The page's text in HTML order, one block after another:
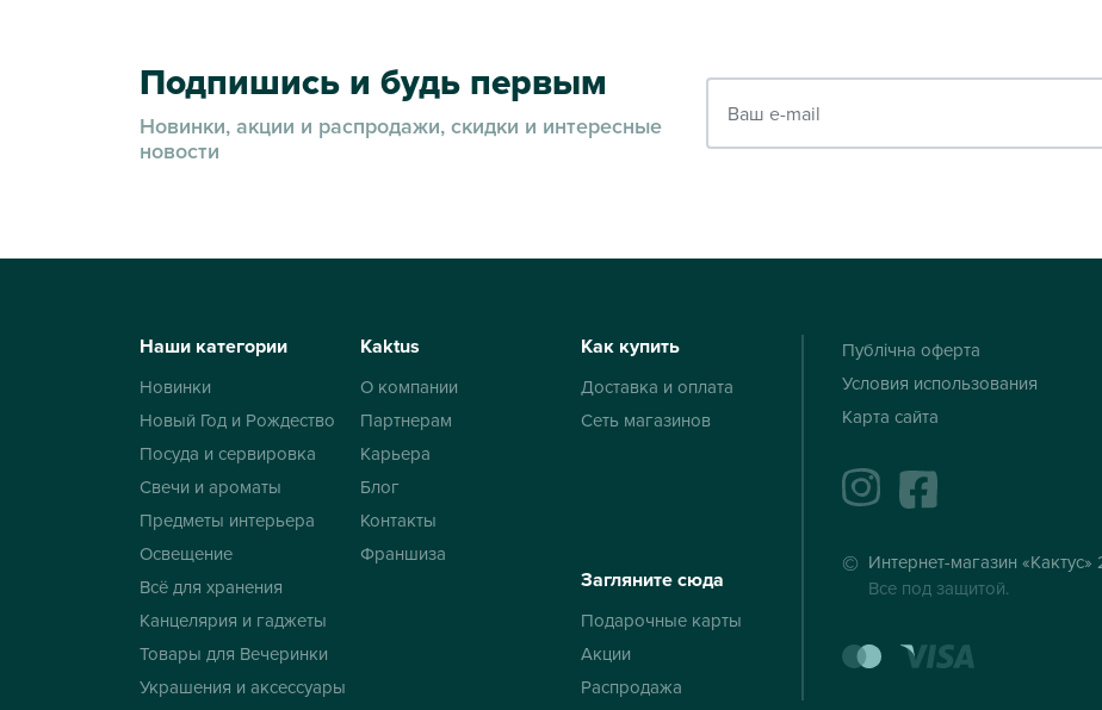
Подпишись и будь первым
Новинки, акции и распродажи, скидки и интересные
новости
Наши категории
Новинки
Новый Год и Рождество
Посуда и сервировка
Свечи и ароматы
Предметы интерьера
Освещение
Всё для хранения
Канцелярия и гаджеты
Товары для Вечеринки
Украшения и аксессуары
Kaktus
О компании
Партнерам
Карьера
Блог
Контакты
Франшиза
Как купить
Доставка и оплата
Сеть магазинов
Загляните сюда
Подарочные карты
Акции
Распродажа
Публічна оферта
Условия использования
Карта сайта
instagramfacebook
Интернет-магазин «Кактус»
Все под защитой.
mastercard